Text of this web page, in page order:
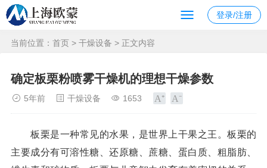
登录/注册
当前位置： 首页 > 干燥设备 > 正文内容
确定板栗粉喷雾干燥机的理想干燥参数
5年前 干燥设备 1653
板栗是一种常见的水果，是世界上干果之王。板栗的
主要成分有可溶性糖、还原糖、蔗糖、蛋白质、粗脂肪、